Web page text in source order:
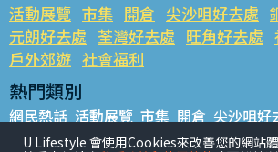
活動展覽 市集 開倉 尖沙咀好去處
元朗好去處 荃灣好去處 旺角好去處
戶外郊遊 社會福利
熱門類別
網民熱話 活動展覽 市集 開倉 尖沙咀好
銅鑼灣好去處 元朗好去處 荃灣好去處
U Lifestyle 會使用Cookies來改善您的網站